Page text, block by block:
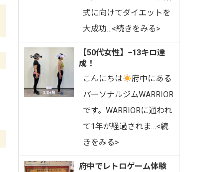
式に向けてダイエットを
大成功…<続きをみる>
【50代女性】−13キロ達
成！
こんにちは
府中にある
パーソナルジムWARRIOR
です。⁡WARRIORに通われ
て1年が経過されま…<続
きをみる>
府中でレトロゲーム体験